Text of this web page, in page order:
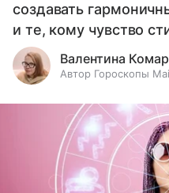
создавать
и те, кому чувство
Валентина
Автор Гороскопы